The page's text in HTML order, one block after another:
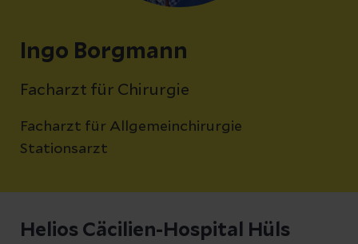
Ingo Borgmann
Facharzt für Chirurgie
Facharzt für Allgemeinchirurgie
Stationsarzt
Helios Cäcilien-Hospital Hüls